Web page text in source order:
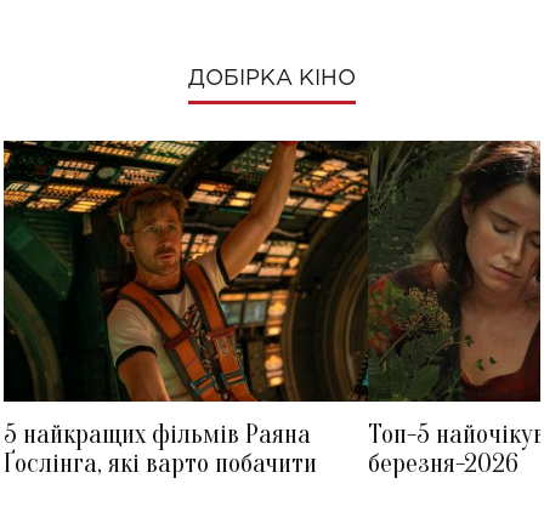
ДОБІРКА КІНО
5 найкращих фільмів Раяна
Ґослінга, які варто побачити
Топ-5
березня-2026